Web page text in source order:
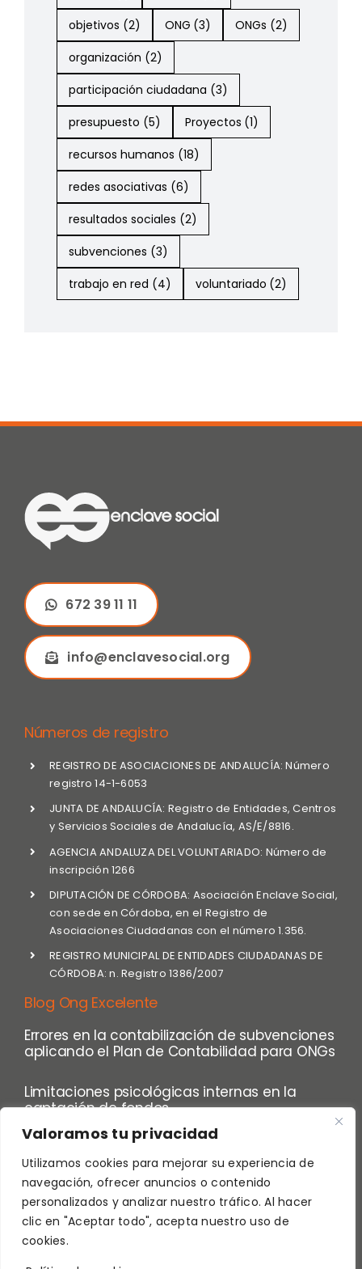
Valoramos tu privacidad
Utilizamos cookies para mejorar su experiencia de
navegación, ofrecer anuncios o contenido
personalizados y analizar nuestro tráfico. Al hacer
clic en "Aceptar todo", acepta nuestro uso de
cookies.
objetivos (2) ONG (3) ONGs (2)
organización (2)
participación ciudadana (3)
presupuesto (5) Proyectos (1)
recursos humanos (18)
redes asociativas (6)
resultados sociales (2)
subvenciones (3)
trabajo en red (4) voluntariado (2)
672 39 11 11
info@enclavesocial.org
Números de registro
REGISTRO DE ASOCIACIONES DE ANDALUCÍA: Número
registro 14-1-6053
JUNTA DE ANDALUCÍA: Registro de Entidades, Centros
y Servicios Sociales de Andalucía, AS/E/8816.
AGENCIA ANDALUZA DEL VOLUNTARIADO: Número de
inscripción 1266
DIPUTACIÓN DE CÓRDOBA: Asociación Enclave Social,
con sede en Córdoba, en el Registro de
Asociaciones Ciudadanas con el número 1.356.
REGISTRO MUNICIPAL DE ENTIDADES CIUDADANAS DE
CÓRDOBA: n. Registro 1386/2007
Blog Ong Excelente
Errores en la contabilización de subvenciones
aplicando el Plan de Contabilidad para ONGs
Limitaciones psicológicas internas en la
captación de fondos
ENCLAVE SOCIAL © Copyright 2026 |
Privacidad
Todos los derechos reservados